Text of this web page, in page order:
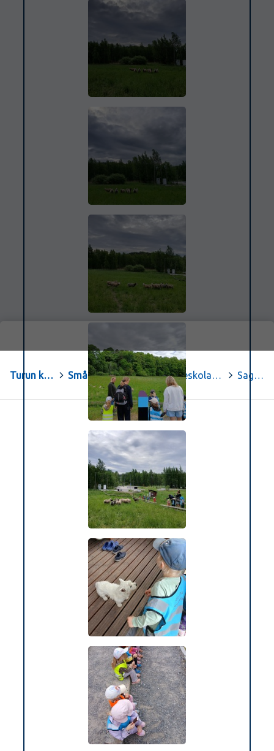
Turun kaupungin Peda.net > Småbarnspedagogik och förskoleundervisning > Braheskolans daghem och förskola > Sagoön